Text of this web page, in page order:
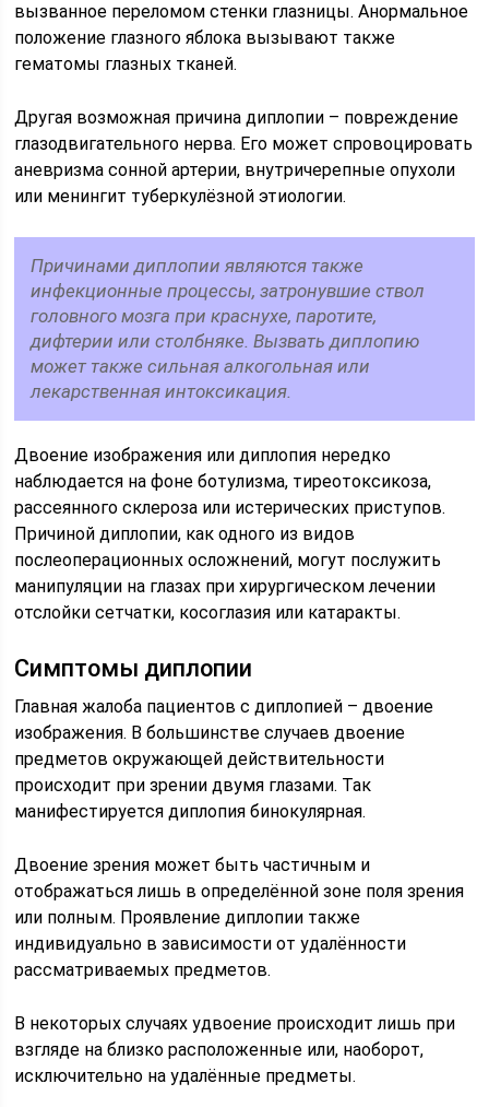
вызванное переломом стенки глазницы. Анормальное
положение глазного яблока вызывают также
гематомы глазных тканей.
Другая возможная причина диплопии – повреждение
глазодвигательного нерва. Его может спровоцировать
аневризма сонной артерии, внутричерепные опухоли
или менингит туберкулёзной этиологии.
Причинами диплопии являются также
инфекционные процессы, затронувшие ствол
головного мозга при краснухе, паротите,
дифтерии или столбняке. Вызвать диплопию
может также сильная алкогольная или
лекарственная интоксикация.
Двоение изображения или диплопия нередко
наблюдается на фоне ботулизма, тиреотоксикоза,
рассеянного склероза или истерических приступов.
Причиной диплопии, как одного из видов
послеоперационных осложнений, могут послужить
манипуляции на глазах при хирургическом лечении
отслойки сетчатки, косоглазия или катаракты.
Симптомы диплопии
Главная жалоба пациентов с диплопией – двоение
изображения. В большинстве случаев двоение
предметов окружающей действительности
происходит при зрении двумя глазами. Так
манифестируется диплопия бинокулярная.
Двоение зрения может быть частичным и
отображаться лишь в определённой зоне поля зрения
или полным. Проявление диплопии также
индивидуально в зависимости от удалённости
рассматриваемых предметов.
В некоторых случаях удвоение происходит лишь при
взгляде на близко расположенные или, наоборот,
исключительно на удалённые предметы.